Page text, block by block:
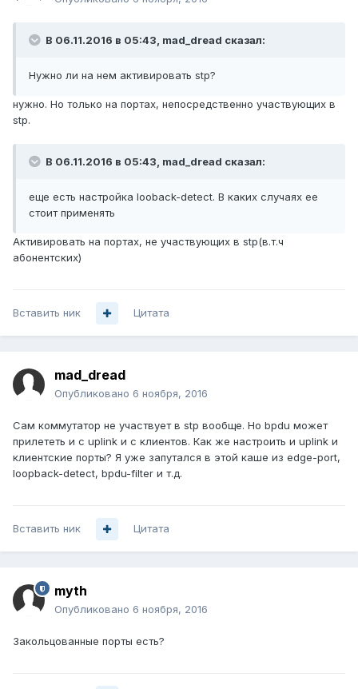
В 06.11.2016 в 05:43, mad_dread сказал:
Нужно ли на нем активировать stp?
нужно. Но только на портах, непосредственно участвующих в
stp.
В 06.11.2016 в 05:43, mad_dread сказал:
еще есть настройка looback-detect. В каких случаях ее
стоит применять
Активировать на портах, не участвующих в stp(в.т.ч
абонентских)
Вставить ник Цитата
mad_dread
Опубликовано 6 ноября, 2016
Сам коммутатор не участвует в stp вообще. Но bpdu может
прилететь и с uplink и с клиентов. Как же настроить и uplink и
клиентские порты? Я уже запутался в этой каше из edge-port,
loopback-detect, bpdu-filter и т.д.
Вставить ник Цитата
myth
Опубликовано 6 ноября, 2016
Закольцованные порты есть?